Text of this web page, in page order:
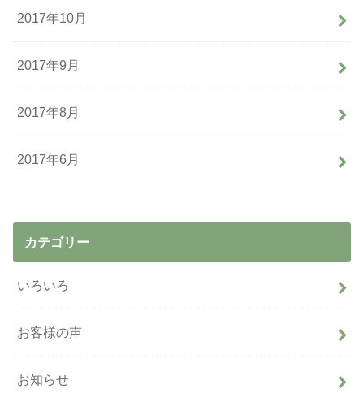
2017年10月
2017年9月
2017年8月
2017年6月
カテゴリー
いろいろ
お客様の声
お知らせ